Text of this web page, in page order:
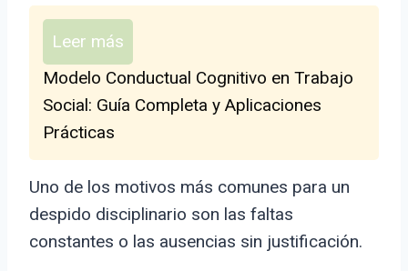
Leer más
Modelo Conductual Cognitivo en Trabajo
Social: Guía Completa y Aplicaciones
Prácticas
Uno de los motivos más comunes para un
despido disciplinario son las faltas
constantes o las ausencias sin justificación.